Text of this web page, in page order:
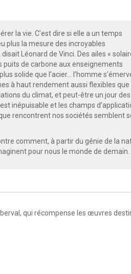
la vie. C’est dire si elle a un temps
plus la mesure des incroyables
Léonard de Vinci. Des ailes «
puits de carbone aux enseignements
solide que l’acier… l’homme
à haut rendement aussi flexibles que
du climat, et peut-être un jour des
inépuisable et les champs
rencontrent nos sociétés semblent
comment, à partir du génie de la
pour nous le monde de demain.
qui récompense les œuvres